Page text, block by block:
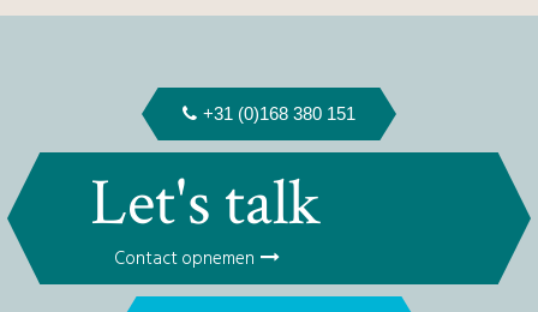
+31 (0)168 380 151
Let's talk
Contact opnemen